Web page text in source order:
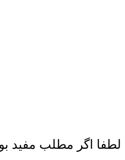
لطفا اگر مطلب مفید